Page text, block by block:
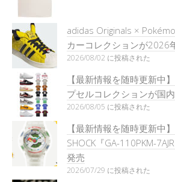
adidas Originals ×
カーコレクションが2026
2026/08/02 に投稿された
【最新情報を随時更新中
プセルコレクションが国
2026/08/05 に投稿された
【最新情報を随時更新中
SHOCK『GA-110PKM-
発売
2026/07/29 に投稿された